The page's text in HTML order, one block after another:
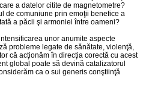
a datelor citite de magnetometre?
de comuniune prin emoţii benefice a
a păcii şi armoniei între oameni?
unor anumite aspecte
probleme legate de sănătate, violenţă,
că acţionăm în direcţia corectă cu acest
global poate să devină catalizatorul
ca o sui generis conştiinţă